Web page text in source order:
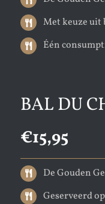
Met keuze
Één
BAL DU
€15,95
De Gouden
Geserveerd